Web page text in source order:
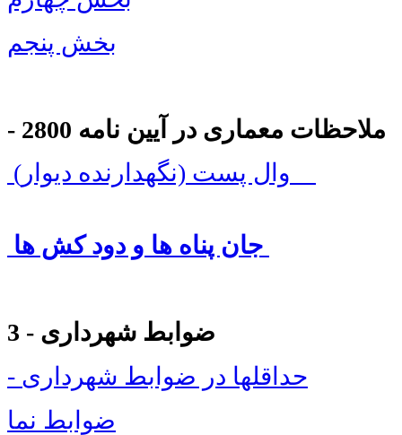
بخش پنجم
- ملاحظات معماری در آیین نامه 2800
وال پست (نگهدارنده دیوار)
3 - ضوابط شهرداری
- حداقلها در ضوابط شهرداری
ضوابط نما